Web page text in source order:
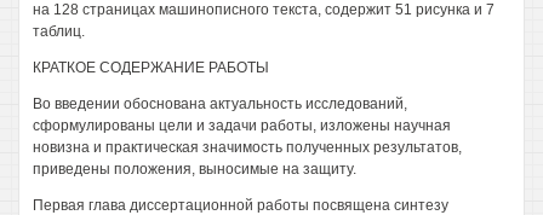
на 128 страницах машинописного текста, содержит 51 рисунка и 7
таблиц.
КРАТКОЕ СОДЕРЖАНИЕ РАБОТЫ
Во введении обоснована актуальность исследований,
сформулированы цели и задачи работы, изложены научная
новизна и практическая значимость полученных результатов,
приведены положения, выносимые на защиту.
Первая глава диссертационной работы посвящена синтезу